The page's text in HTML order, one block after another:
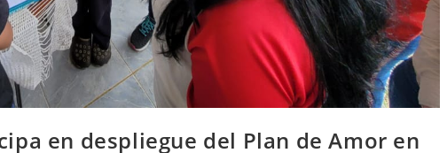
en despliegue del Plan de Amor en